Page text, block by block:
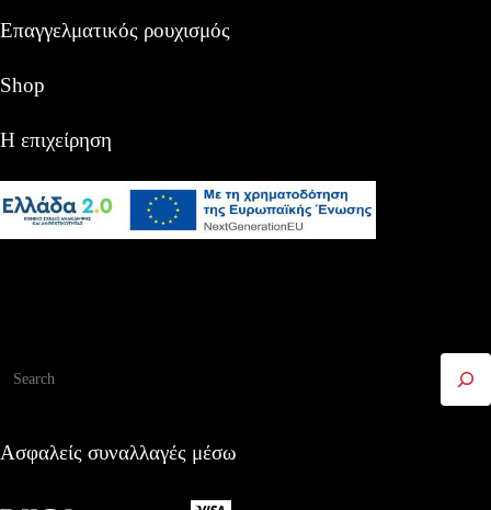
Επαγγελματικός ρουχισμός
Shop
Η επιχείρηση
Ασφαλείς συναλλαγές μέσω